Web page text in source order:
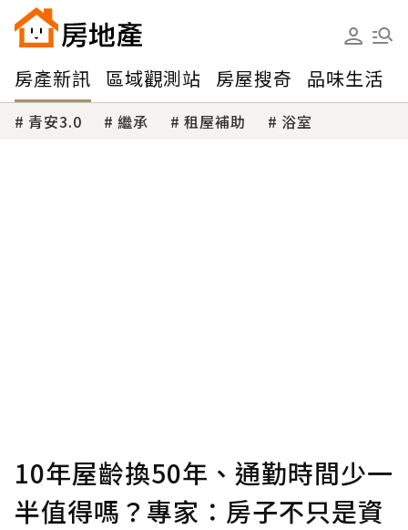
房產新訊 區域觀測站 房屋搜奇 品味生活
青安3.0 繼承 租屋補助 浴室
10年屋齡換50年、通勤時間少一
半值得嗎？專家：房子不只是資